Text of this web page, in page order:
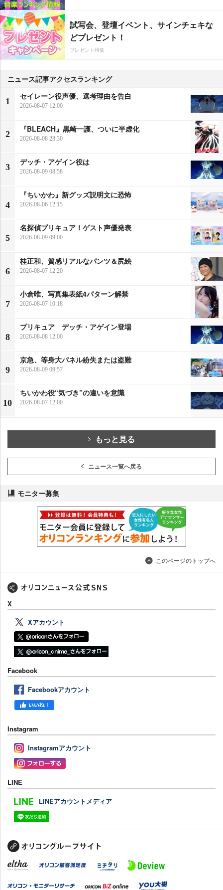
試写会、登壇イベント、サインチェキな
どプレゼント！
プレゼント特集
ニュース記事アクセスランキング
1
セイレーン役声優、選考理由を告白
2026-08-07 12:00
2
『BLEACH』黒崎一護、ついに半虚化
2026-08-08 23:30
3
デッチ・アゲイン役は
2026-08-09 08:58
4
『ちいかわ』新グッズ説明文に恐怖
2026-08-06 12:15
5
名探偵プリキュア！ゲスト声優発表
2026-08-09 09:00
6
桂正和、質感リアルなパンツ＆尻絵
2026-08-07 12:20
7
小倉唯、写真集表紙4パターン解禁
2026-08-07 10:18
8
プリキュア デッチ・アゲイン登場
2026-08-08 12:00
9
京急、等身大パネル紛失または盗難
2026-08-09 09:57
10
ちいかわ役“気づき”の違いを意識
2026-08-07 12:00
もっと見る
ニュース一覧へ戻る
モニター募集
このページのトップへ
X
Xアカウント
Facebook
Facebookアカウント
Instagram
Instagramアカウント
LINE
LINEアカウントメディア